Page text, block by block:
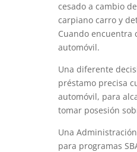
cesado a cambio
carpiano carro y
Cuando encuentra
automóvil.
Una diferente
préstamo precisa
automóvil, para
tomar posesión
Una
para programas